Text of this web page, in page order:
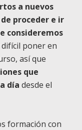
a nuevos
proceder e ir
consideremos
poner en
así que
que
día desde el
formación con